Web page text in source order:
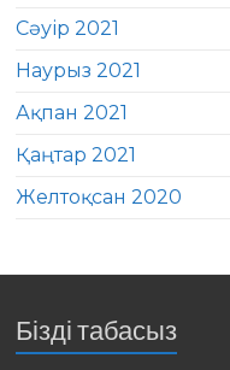
Сәуір 2021
Наурыз 2021
Ақпан 2021
Қаңтар 2021
Желтоқсан 2020
Бізді табасыз